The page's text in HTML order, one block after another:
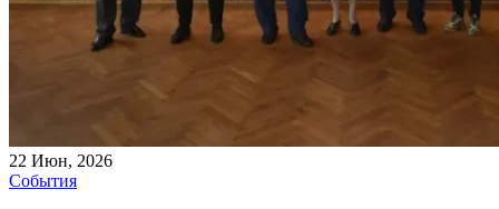
22 Июн, 2026
События